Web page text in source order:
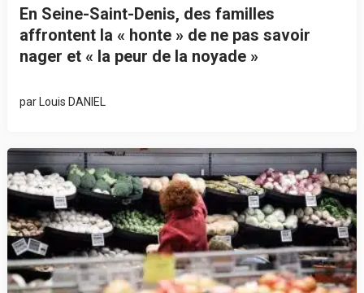
En Seine-Saint-Denis, des familles
affrontent la « honte » de ne pas savoir
nager et « la peur de la noyade »
parLouis DANIEL